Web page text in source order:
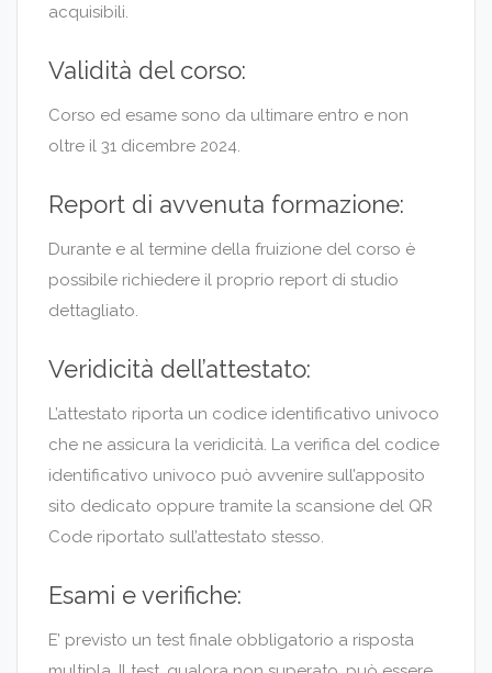
acquisibili.
Validità del corso:
Corso ed esame sono da ultimare entro e non
oltre il 31 dicembre 2024.
Report di avvenuta formazione:
Durante e al termine della fruizione del corso è
possibile richiedere il proprio report di studio
dettagliato.
Veridicità dell’attestato:
L’attestato riporta un codice identificativo univoco
che ne assicura la veridicità. La verifica del codice
identificativo univoco può avvenire sull’apposito
sito dedicato oppure tramite la scansione del QR
Code riportato sull’attestato stesso.
Esami e verifiche:
E’ previsto un test finale obbligatorio a risposta